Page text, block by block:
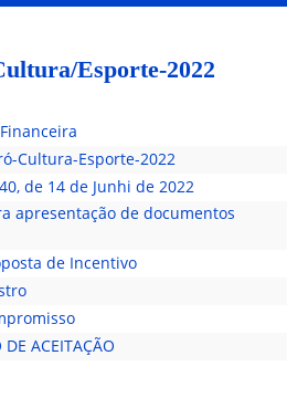
Esporte-2022
Cultura-Esporte-2022
de 14 de Junhi de 2022
apresentação de documentos
de Incentivo
ACEITAÇÃO